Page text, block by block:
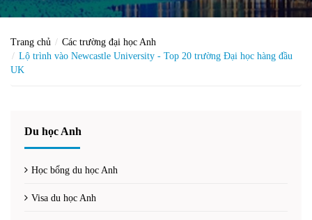
Trang chủ
Các trường đại học Anh
Lộ trình vào Newcastle University - Top 20 trường Đại học hàng đầu
UK
Du học Anh
Học bổng du học Anh
Visa du học Anh